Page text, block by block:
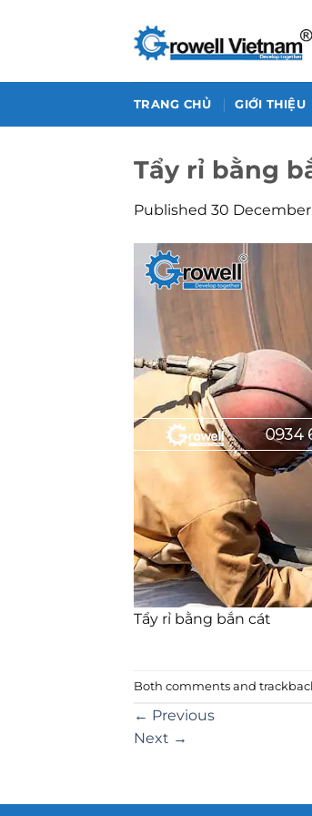
TRANG CHỦ GIỚI THIỆU
Tẩy rỉ bằng
Published 30
Tẩy rỉ bằng bắn cát
Both comments and
← Previous
Next →